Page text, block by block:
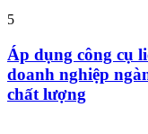
5
Áp dụng công cụ
doanh nghiệp
chất lượng